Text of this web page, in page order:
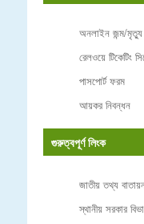
অনলাইন জন্ম/মৃত্যু
রেলওয়ে টিকেটিং
পাসপোর্ট ফরম
আয়কর নিবন্ধন
গুরুত্বপূর্ণ লিংক
জাতীয় তথ্য
স্থানীয় সরকার